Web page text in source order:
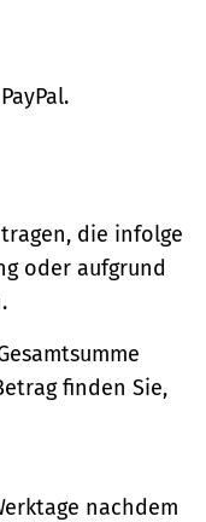
die infolge
oder aufgrund
finden Sie,
nachdem